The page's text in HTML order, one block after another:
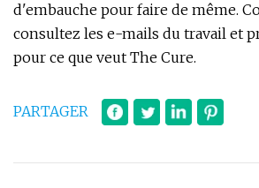
d'embauche pour faire de même.
consultez les e-mails du travail et
pour ce que veut The Cure.
PARTAGER